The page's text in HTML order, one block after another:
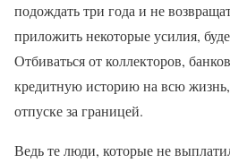
подождать три года и не
приложить некоторые усилия,
Отбиваться от коллекторов,
кредитную историю на всю
отпуске за границей.
Ведь те люди, которые не